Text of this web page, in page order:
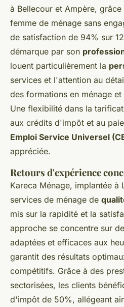
à Bellecour et Ampère,
femme de ménage sans
de satisfaction de 94% sur
démarque par son
louent particulièrement la
services et l'attention au
des formations en ménage
Une flexibilité dans la
aux crédits d'impôt et au
Emploi Service Universel
appréciée.
Retours d'expérience
Kareca Ménage, implantée à
services de ménage de
mis sur la rapidité et la
approche se concentre sur
adaptées et efficaces aux
garantit des résultats
compétitifs. Grâce à des
sectorisées, les clients
d'impôt de 50%, allégeant